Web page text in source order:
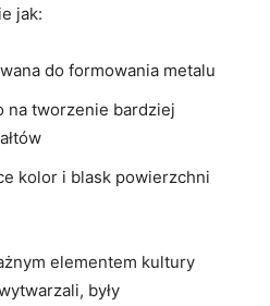
jak:
do formowania metalu
na tworzenie bardziej
kolor i blask powierzchni
elementem kultury
były